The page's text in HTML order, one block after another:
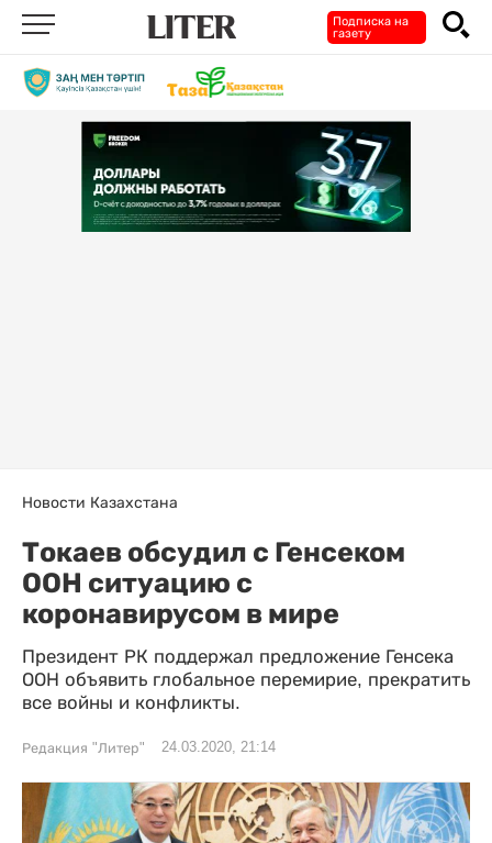
Подписка на
газету
Новости Казахстана
Токаев обсудил с Генсеком
ООН ситуацию с
коронавирусом в мире
Президент РК поддержал предложение Генсека
ООН объявить глобальное перемирие, прекратить
все войны и конфликты.
Редакция "Литер" 24.03.2020, 21:14